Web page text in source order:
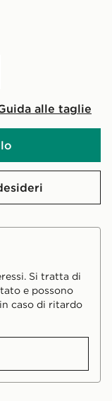
alle taglie
Si tratta di
e possono
caso di ritardo